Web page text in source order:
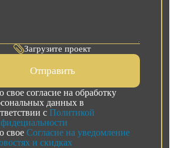
Загрузите проект
Отправить
свое согласие на обработку
данных в
с Политикой
свое Согласие на уведомление
и скидках